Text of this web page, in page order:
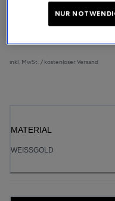
inkl. MwSt. / kostenloser Versand
MATERIAL
WEISSGOLD
NUR